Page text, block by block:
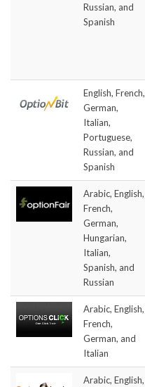
Russian, and
Spanish
English, French,
German,
Italian,
Portuguese,
Russian, and
Spanish
Arabic, English,
French,
German,
Hungarian,
Italian,
Spanish, and
Russian
Arabic, English,
French,
German, and
Italian
Arabic, English,